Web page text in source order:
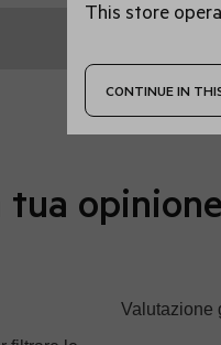
This store
CONTINUE IN
tua